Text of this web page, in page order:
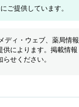
ご提供しています。
ディ・ウェブ、薬局情報
供によります。掲載情報
らせください。